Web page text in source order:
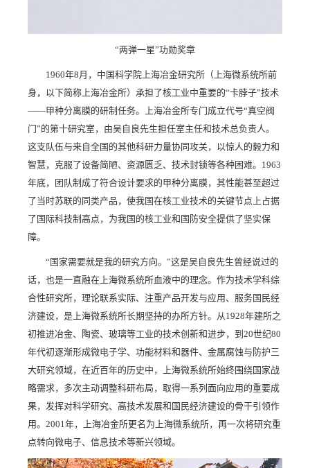
“两弹一星”功勋奖章
1960年8月，中国科学院上海冶金研究所（上海微系统所前
身，以下简称上海冶金所）承担了核工业中重要的“卡脖子”技术
——甲种分离膜的研制任务。上海冶金所专门成立代号“真空阀
门”的第十研究室，由吴自良先生担任室主任和技术总负责人。
这支队伍与来自全国的其他科研力量协同攻关，以惊人的毅力和
智慧，克服了设备简陋、资源匮乏、技术封锁等各种困难。1963
年底，团队制成了符合设计要求的甲种分离膜，其性能甚至超过
了当时苏联的同类产品，使我国在核工业技术的关键节点上占据
了国际科技制高点，为我国的核工业和国防安全提供了坚实保
障。
“国家需要就是我的研究方向。”这是吴自良先生曾经说过的
话，也是一直融在上海微系统所血液中的理念。作为技术学科综
合性研究所，理论联系实际、注重产品开发与应用、服务国民经
济建设，是上海微系统所长期坚持的办所方针。从1928年建所之
初推进冶金、陶瓷、玻璃等工业的技术创新和进步，到20世纪80
年代初逐渐形成微电子学、功能材料和器件、金属腐蚀与防护三
大研究领域，在近百年的历史中，上海微系统所始终围绕国家战
略需求，多次主动调整科研布局，取得一系列面向应用的重要成
果，发挥对科学研究、高技术发展和国民经济建设的骨干引领作
用。2001年，上海冶金所更名为上海微系统所，再一次将研究重
点转向微电子、信息技术等新兴领域。